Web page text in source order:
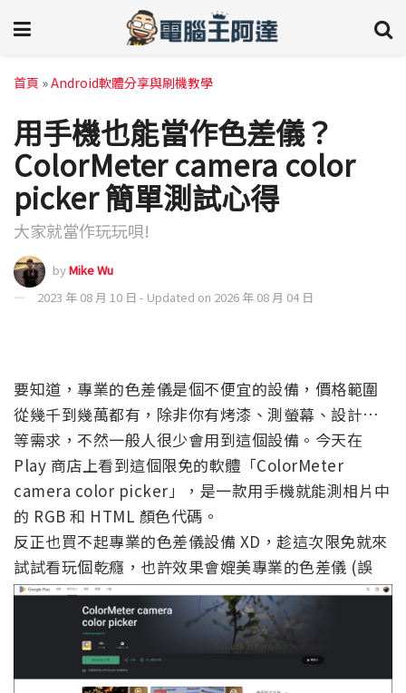
首頁 »Android軟體分享與刷機教學
用手機也能當作色差儀？
ColorMeter camera color
picker 簡單測試心得
大家就當作玩玩唄!
byMike Wu
2023 年 08 月 10 日 - Updated on 2026 年 08 月 04 日
要知道，專業的色差儀是個不便宜的設備，價格範圍
從幾千到幾萬都有，除非你有烤漆、測螢幕、設計…
等需求，不然一般人很少會用到這個設備。今天在
Play 商店上看到這個限免的軟體「ColorMeter
camera color picker」，是一款用手機就能測相片中
的 RGB 和 HTML 顏色代碼。
反正也買不起專業的色差儀設備 XD，趁這次限免就來
試試看玩個乾癮，也許效果會媲美專業的色差儀 (誤